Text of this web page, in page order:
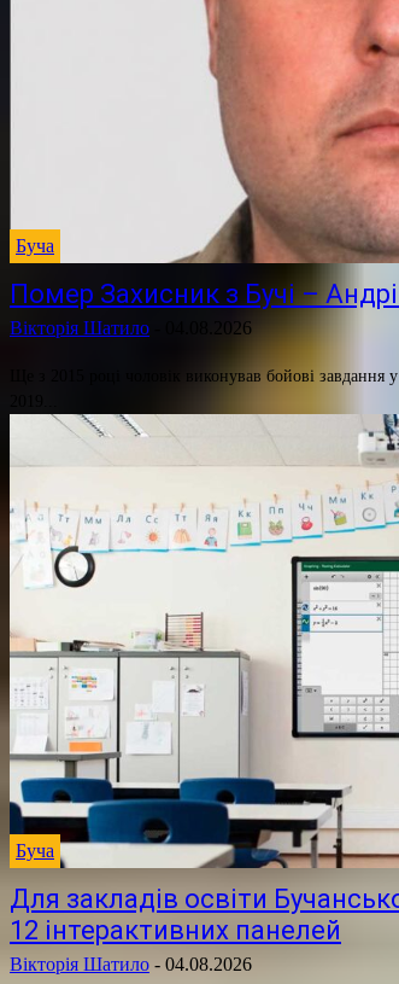
Буча
Помер Захисник з Бучі –
Вікторія Шатило 04.08.2026
Ще з 2015 році чоловік виконував бойові
Буча
Для закладів освіти
12 інтерактивних панелей
Вікторія Шатило - 04.08.2026